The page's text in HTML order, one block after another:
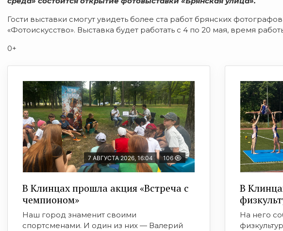
Гости выставки смогут увидеть более ста работ брянских
«Фотоискусство». Выставка будет работать с 4 по 20 мая, время
0+
7 АВГУСТА 2026, 16:04 106
В Клинцах прошла акция «Встреча с
чемпионом»
Наш город знаменит своими
спортсменами. И один из них — Валерий
В
На него